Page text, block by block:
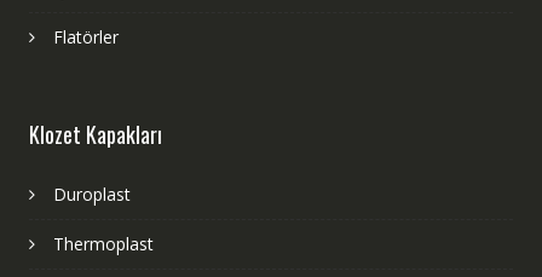
Flatörler
Klozet Kapakları
Duroplast
Thermoplast